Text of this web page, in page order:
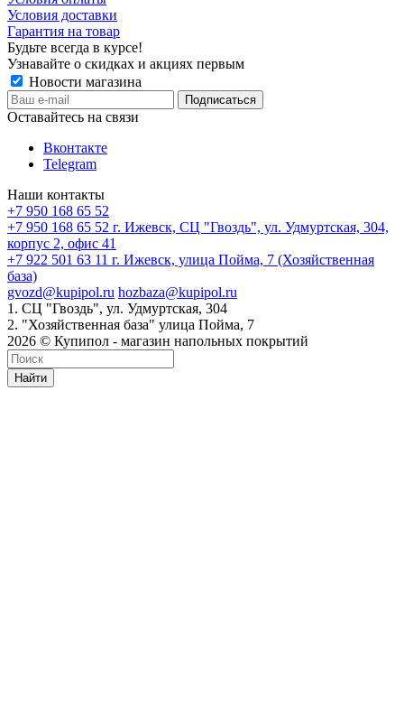
Условия доставки
Гарантия на товар
Будьте всегда в курсе!
Узнавайте о скидках и акциях первым
Новости магазина
Оставайтесь на связи
Вконтакте
Telegram
Наши контакты
+7 950 168 65 52
+7 950 168 65 52 г. Ижевск, СЦ "Гвоздь", ул. Удмуртская, 304,
корпус 2, офис 41
+7 922 501 63 11 г. Ижевск, улица Пойма, 7 (Хозяйственная
база)
gvozd@kupipol.ru hozbaza@kupipol.ru
1. СЦ "Гвоздь", ул. Удмуртская, 304
2. "Хозяйственная база" улица Пойма, 7
2026 © Купипол - магазин напольных покрытий
Найти